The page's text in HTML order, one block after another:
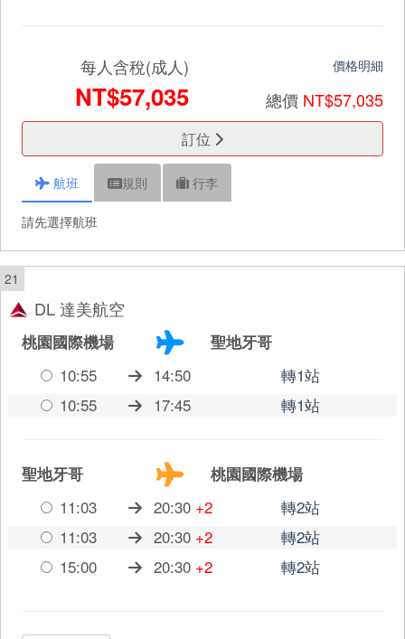
每人含稅(成人)
NT$57,035
價格明細
總價 NT$57,035
訂位
航班 規則 行李
請先選擇航班
21
DL 達美航空
桃園國際機場
聖地牙哥
10:55
14:50
轉1站
10:55
17:45 轉1站
聖地牙哥
桃園國際機場
11:03
20:30 +2
轉2站
11:03
20:30 +2
轉2站
15:00
20:30 +2 轉2站